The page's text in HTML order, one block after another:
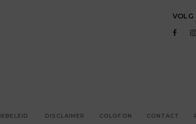
VOLG
DISCLAIMER COLOFON CONTACT